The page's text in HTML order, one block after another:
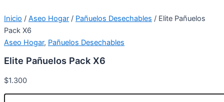
Inicio / Aseo Hogar / Pañuelos Desechables / Elite Pañuelos
Pack X6
Aseo Hogar, Pañuelos Desechables
Elite Pañuelos Pack X6
$1.300